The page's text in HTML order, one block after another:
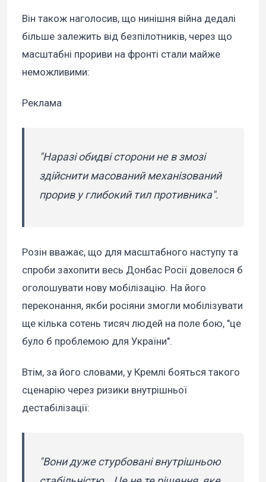
Він також наголосив, що нинішня війна дедалі
більше залежить від безпілотників, через що
масштабні прориви на фронті стали майже
неможливими:
Реклама
"Наразі обидві сторони не в змозі
здійснити масований механізований
прорив у глибокий тил противника".
Розін вважає, що для масштабного наступу та
спроби захопити весь Донбас Росії довелося б
оголошувати нову мобілізацію. На його
переконання, якби росіяни змогли мобілізувати
ще кілька сотень тисяч людей на поле бою, "це
було б проблемою для України".
Втім, за його словами, у Кремлі бояться такого
сценарію через ризики внутрішньої
дестабілізації:
"Вони дуже стурбовані внутрішньою